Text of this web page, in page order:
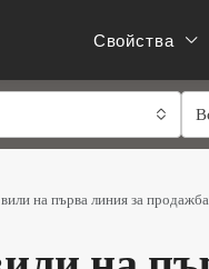
Свойства
на първа линия за